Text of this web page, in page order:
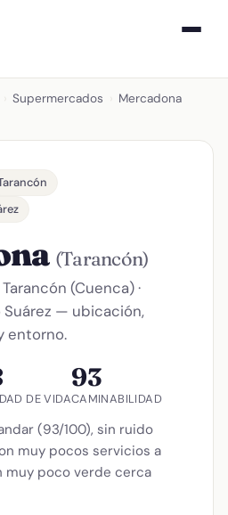
Supermercados Mercadona
(Tarancón)
(Cuenca) ·
— ubicación,
entorno.
DE VIDA
93
CAMINABILIDAD
(93/100), sin ruido
muy pocos servicios a
muy poco verde cerca